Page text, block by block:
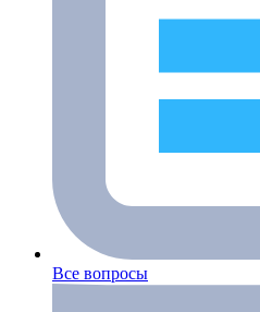
Все вопросы